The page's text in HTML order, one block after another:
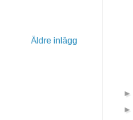
Äldre inlägg
►
►